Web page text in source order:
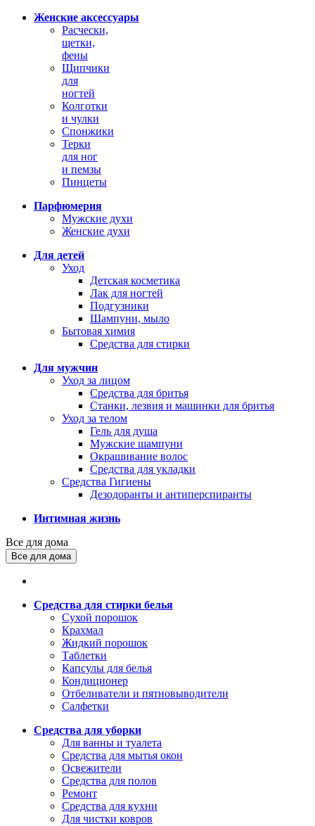
Женские аксессуары
Расчески,
щетки,
фены
Щипчики
для
ногтей
Колготки
и чулки
Спонжики
Терки
для ног
и пемзы
Пинцеты
Парфюмерия
Мужские духи
Женские духи
Для детей
Уход
Детская косметика
Лак для ногтей
Подгузники
Шампуни, мыло
Бытовая химия
Средства для стирки
Для мужчин
Уход за лицом
Средства для бритья
Станки, лезвия и машинки для бритья
Уход за телом
Гель для душа
Мужские шампуни
Окрашивание волос
Средства для укладки
Средства Гигиены
Дезодоранты и антиперспиранты
Интимная жизнь
Все для дома
Все для дома
Средства для стирки белья
Сухой порошок
Крахмал
Жидкий порошок
Таблетки
Капсулы для белья
Кондиционер
Отбеливатели и пятновыводители
Салфетки
Средства для уборки
Для ванны и туалета
Средства для мытья окон
Освежители
Средства для полов
Ремонт
Средства для кухни
Для чистки ковров